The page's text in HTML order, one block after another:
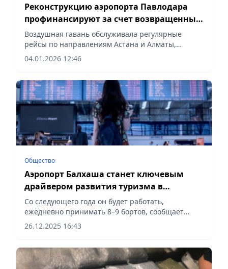
Реконструкцию аэропорта Павлодара
профинансируют за счет возвращенных
активов
Воздушная гавань обслуживала регулярные
рейсы по направлениям Астана и Алматы,
сообщает Vecher.kz.
04.01.2026 12:46
Общество
Аэропорт Балхаша станет ключевым
драйвером развития туризма в
Карагандинской области
Со следующего года он будет работать,
ежедневно принимать 8–9 бортов, сообщает
Vecher.kz.
26.12.2025 16:43